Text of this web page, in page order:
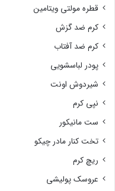
قطره مولتی ویتامین
کرم ضد گزش
کرم ضد آفتاب
پودر لباسشویی
شیردوش اونت
نپی کرم
ست مانیکور
تخت کنار مادر چیکو
ریچ کرم
عروسک پولیشی